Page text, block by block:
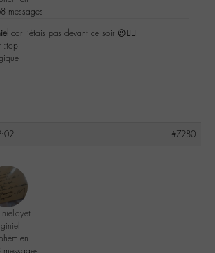
messages
car j’étais pas devant ce soir 😉👍🏼
:top
#7280